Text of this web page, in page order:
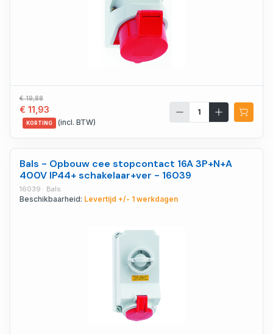
€ 19,88
€ 11,93
KORTING (incl. BTW)
Bals - Opbouw cee stopcontact 16A 3P+N+A
400V IP44+ schakelaar+ver - 16039
16039 · Bals
Beschikbaarheid: Levertijd +/- 1 werkdagen